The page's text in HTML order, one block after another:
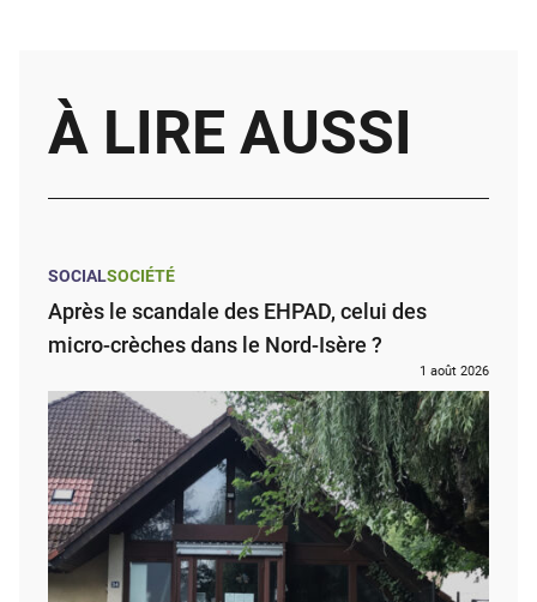
À LIRE AUSSI
SOCIALSOCIÉTÉ
Après le scandale des EHPAD, celui des
micro-crèches dans le Nord-Isère ?
1 août 2026